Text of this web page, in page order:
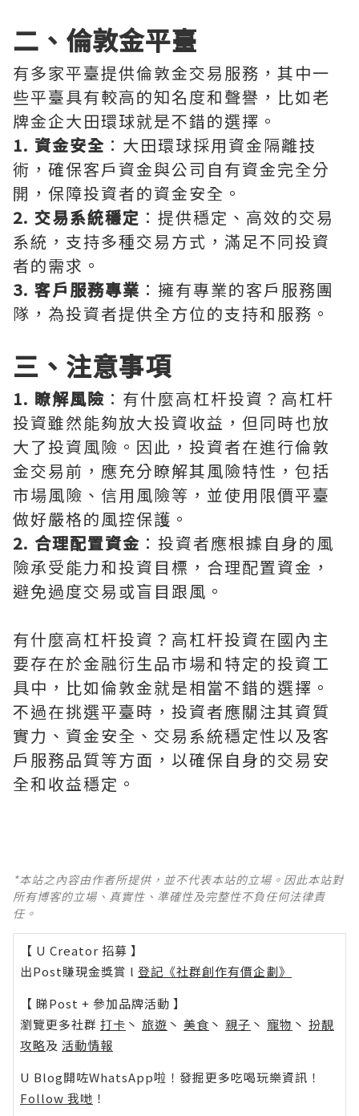
二、倫敦金平臺
有多家平臺提供倫敦金交易服務，其中一
些平臺具有較高的知名度和聲譽，比如老
牌金企大田環球就是不錯的選擇。
1. 資金安全 ：大田環球採用資金隔離技
術，確保客戶資金與公司自有資金完全分
開，保障投資者的資金安全。
2. 交易系統穩定 ：提供穩定、高效的交易
系統，支持多種交易方式，滿足不同投資
者的需求。
3. 客戶服務專業 ：擁有專業的客戶服務團
隊，為投資者提供全方位的支持和服務。
三、注意事項
1. 瞭解風險 ：有什麼高杠杆投資？高杠杆
投資雖然能夠放大投資收益，但同時也放
大了投資風險。因此，投資者在進行倫敦
金交易前，應充分瞭解其風險特性，包括
市場風險、信用風險等，並使用限價平臺
做好嚴格的風控保護。
2. 合理配置資金 ：投資者應根據自身的風
險承受能力和投資目標，合理配置資金，
避免過度交易或盲目跟風。
有什麼高杠杆投資？高杠杆投資在國內主
要存在於金融衍生品市場和特定的投資工
具中，比如倫敦金就是相當不錯的選擇。
不過在挑選平臺時，投資者應關注其資質
實力、資金安全、交易系統穩定性以及客
戶服務品質等方面，以確保自身的交易安
全和收益穩定。
*本站之內容由作者所提供，並不代表本站的立場。因此本站對
所有博客的立場、真實性、準確性及完整性不負任何法律責
任。
【 U Creator 招募 】
出Post賺現金獎賞 l 登記《社群創作有價企劃》
【 睇Post + 參加品牌活動 】
瀏覽更多社群 打卡 丶 旅遊 丶 美食 丶 親子 丶 寵物 丶 扮靚
攻略及 活動情報
U Blog開咗WhatsApp啦！發掘更多吃喝玩樂資訊！
Follow 我哋 ！